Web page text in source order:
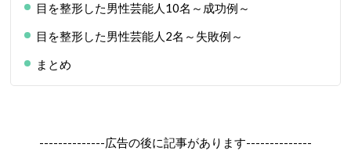
目を整形した男性芸能人10名～成功例～
目を整形した男性芸能人2名～失敗例～
まとめ
--------------広告の後に記事があります--------------